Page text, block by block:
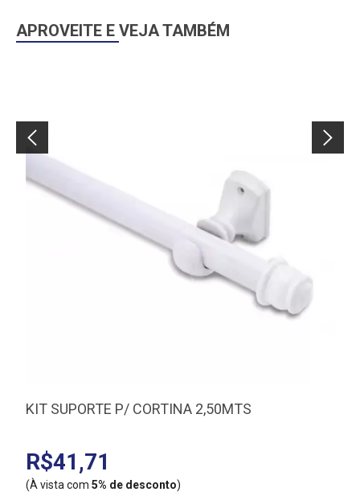
APROVEITE E VEJA TAMBÉM
KIT SUPORTE P/ CORTINA 2,50MTS
R$41,71
(À vista com 5% de desconto)